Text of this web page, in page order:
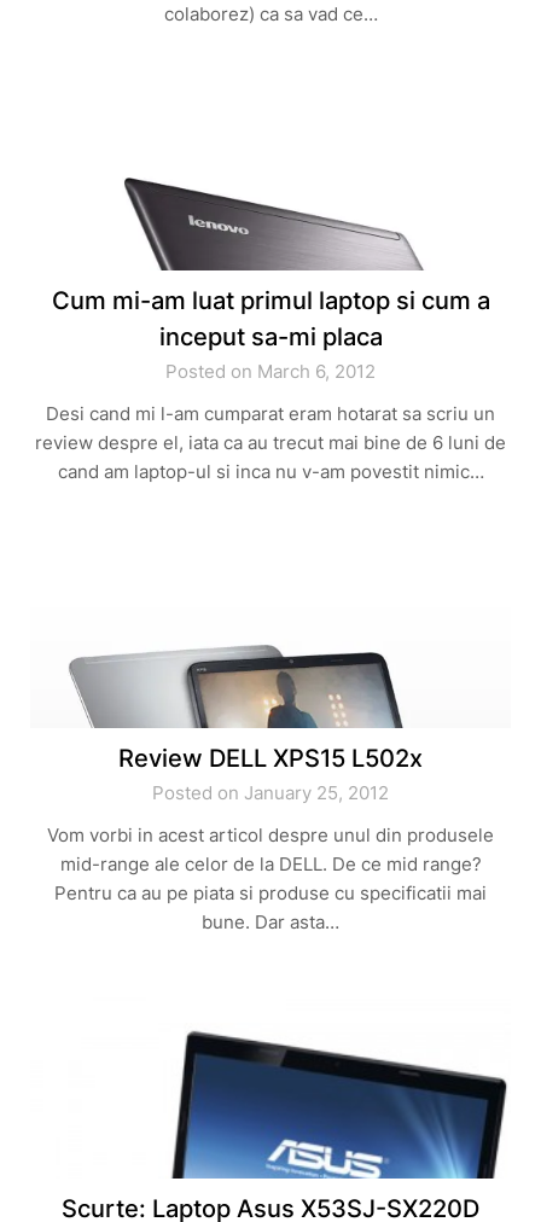
colaborez) ca sa vad ce…
Cum mi-am luat primul laptop si cum a
inceput sa-mi placa
Posted on March 6, 2012
Desi cand mi l-am cumparat eram hotarat sa scriu un
review despre el, iata ca au trecut mai bine de 6 luni de
cand am laptop-ul si inca nu v-am povestit nimic…
Review DELL XPS15 L502x
Posted on January 25, 2012
Vom vorbi in acest articol despre unul din produsele
mid-range ale celor de la DELL. De ce mid range?
Pentru ca au pe piata si produse cu specificatii mai
bune. Dar asta…
Scurte: Laptop Asus X53SJ-SX220D